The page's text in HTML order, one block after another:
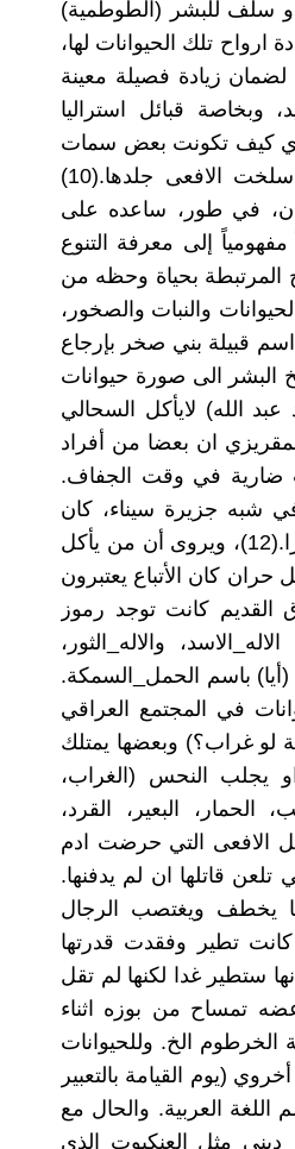
سلف للبشر (الطوطمية)
ارواح تلك الحيوانات لها،
لضمان زيادة فصيلة معينة
وبخاصة قبائل استراليا
كيف تكونت بعض سمات
الحيوان الجسمية مثل كيف فقد الدب ذيله او كيف سلخت الافعى جلدها.(10)
في طور، ساعده على
إلى معرفة التنوع
المرتبطة بحياة وحظه من
بالحيوانات والنبات والصخور،
قبيلة بني صخر بإرجاع
الى صورة حيوانات
الله) لايأكل السحالي
ان بعضا من أفراد
ضارية في وقت الجفاف.
جزيرة سيناء، كان
يعتقد العرب أن الفهد والارنب البري كانا في الأصل بشرا.(12)، ويروى أن من يأكل
كان الأتباع يعتبرون
وبالنسبة للعراق القديم كانت توجد رموز
والاله_الثور،
(أيا) باسم الحمل_السمكة.
في المجتمع العراقي
لو غراب؟) وبعضها يمتلك
مثل (عظم الهدهد، وعصا القنفذ)(15) او يجلب النحس (الغراب،
الحمار، البعير، القرد،
الافعى التي حرضت ادم
قاتلها ان لم يدفنها.
يخطف ويغتصب الرجال
الحيوانات كانت تطير وفقدت قدرتها
ستطير غدا لكنها لم تقل
تمساح من بوزه اثناء
الخرطوم الخ. وللحيوانات
(يوم القيامة بالتعبير
العربية. والحال مع
ديني مثل العنكبوت الذي